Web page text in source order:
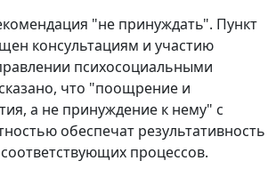
"не принуждать". Пункт
консультациям и участию
психосоциальными
что "поощрение и
а не принуждение к нему" с
обеспечат результативность
процессов.